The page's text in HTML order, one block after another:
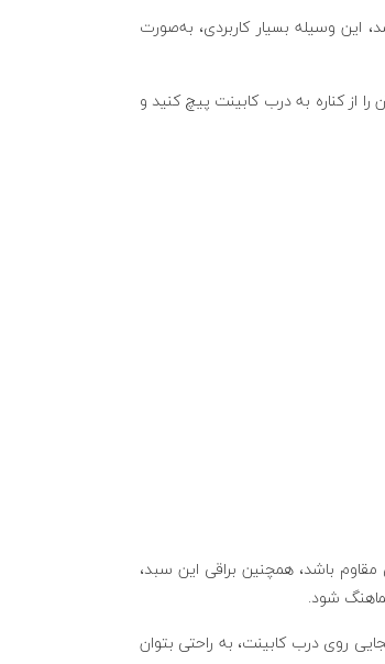
این وسیله بسیار کاربردی، به‌صورت
از کناره به درب کابینت پیچ کنید و
باشد، همچنین براقی این سبد،
شود.
روی درب کابینت، به راحتی بتوان